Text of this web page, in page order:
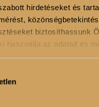
hirdetéseket és
biztosíthassunk
használja az adatait és
az Ön földrajzi
is kölcsönöz a
GYORS TIPP A
koronázd meg a szépséged!